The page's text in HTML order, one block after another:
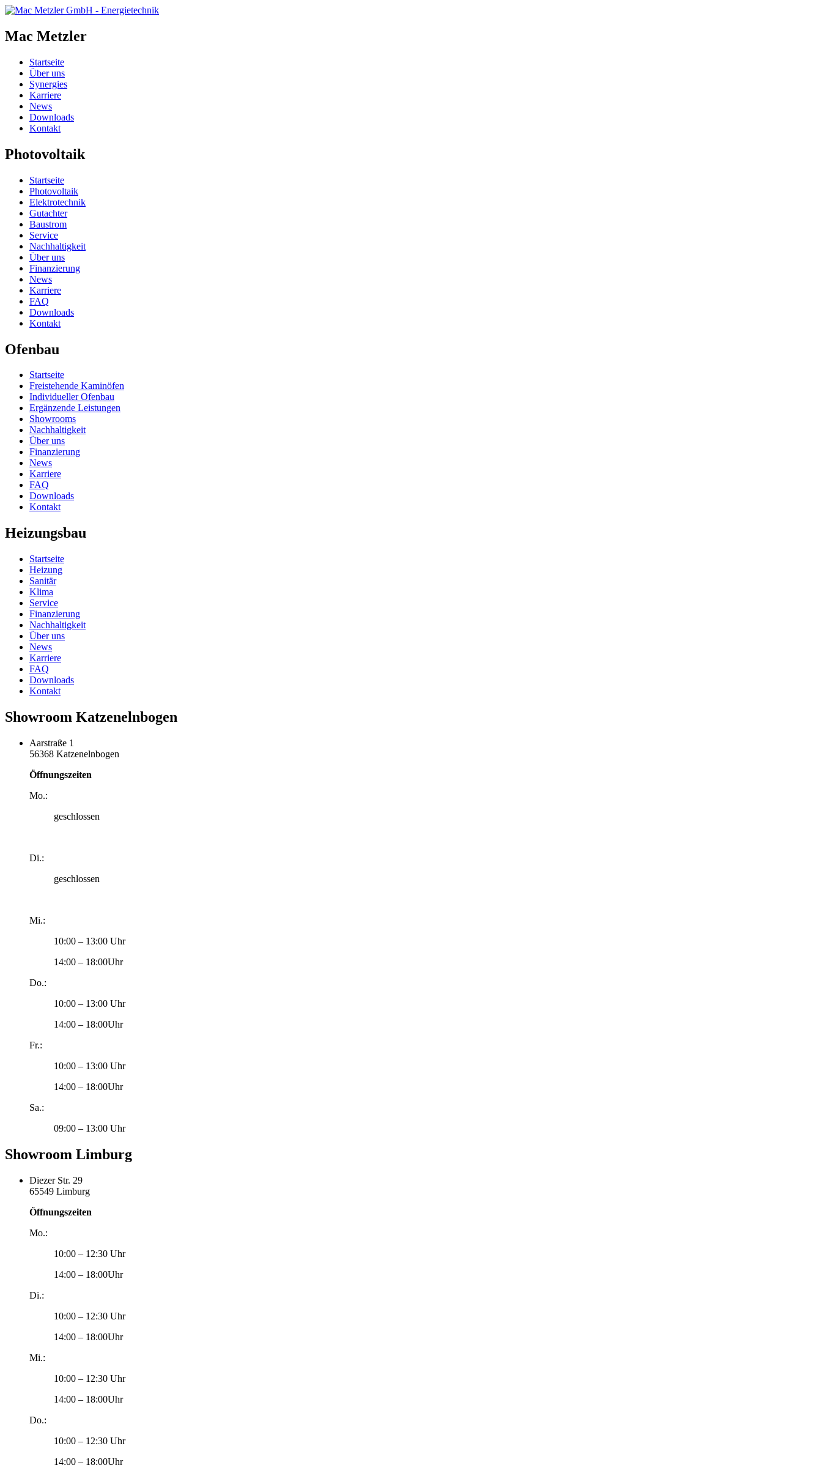
Mac Metzler
Startseite
Über uns
Synergies
Karriere
News
Downloads
Kontakt
Photovoltaik
Startseite
Photovoltaik
Elektrotechnik
Gutachter
Baustrom
Service
Nachhaltigkeit
Über uns
Finanzierung
News
Karriere
FAQ
Downloads
Kontakt
Ofenbau
Startseite
Freistehende Kaminöfen
Individueller Ofenbau
Ergänzende Leistungen
Showrooms
Nachhaltigkeit
Über uns
Finanzierung
News
Karriere
FAQ
Downloads
Kontakt
Heizungsbau
Startseite
Heizung
Sanitär
Klima
Service
Finanzierung
Nachhaltigkeit
Über uns
News
Karriere
FAQ
Downloads
Kontakt
Showroom Katzenelnbogen
Aarstraße 1
56368 Katzenelnbogen
Öffnungszeiten
Mo.:
geschlossen
Di.:
geschlossen
Mi.:
10:00 – 13:00 Uhr
14:00 – 18:00Uhr
Do.:
10:00 – 13:00 Uhr
14:00 – 18:00Uhr
Fr.:
10:00 – 13:00 Uhr
14:00 – 18:00Uhr
Sa.:
09:00 – 13:00 Uhr
Showroom Limburg
Diezer Str. 29
65549 Limburg
Öffnungszeiten
Mo.:
10:00 – 12:30 Uhr
14:00 – 18:00Uhr
Di.:
10:00 – 12:30 Uhr
14:00 – 18:00Uhr
Mi.:
10:00 – 12:30 Uhr
14:00 – 18:00Uhr
Do.:
10:00 – 12:30 Uhr
14:00 – 18:00Uhr